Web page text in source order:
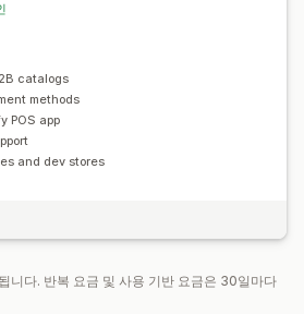
catalogs
methods
POS app
and dev stores
니다. 반복 요금 및 사용 기반 요금은 30일마다